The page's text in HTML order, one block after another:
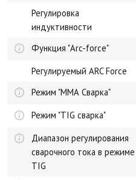
Регулировка
индуктивности
Функция "Arc-force"
Регулируемый ARC Force
Режим "ММА Сварка"
Режим "TIG сварка"
Диапазон регулирования
сварочного тока в режиме
TIG